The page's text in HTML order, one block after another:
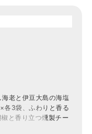
老と伊豆大島の海塩
各3袋、ふわりと香る
と香り立つ燻製チー